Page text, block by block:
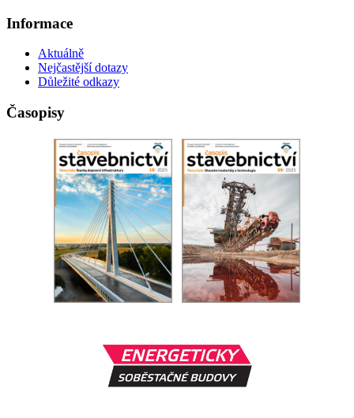
Informace
Aktuálně
Nejčastější dotazy
Důležité odkazy
Časopisy